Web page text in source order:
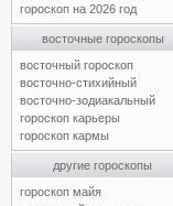
гороскоп на 2026 год
восточные гороскопы
восточный гороскоп
восточно-стихийный
восточно-зодиакальный
гороскоп карьеры
гороскоп кармы
другие гороскопы
гороскоп майя